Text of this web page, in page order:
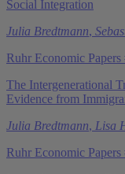
Social Integration
Julia Bredtmann,
Ruhr Economic
The Intergenerational
Evidence from
Julia Bredtmann, Lisa
Ruhr Economic